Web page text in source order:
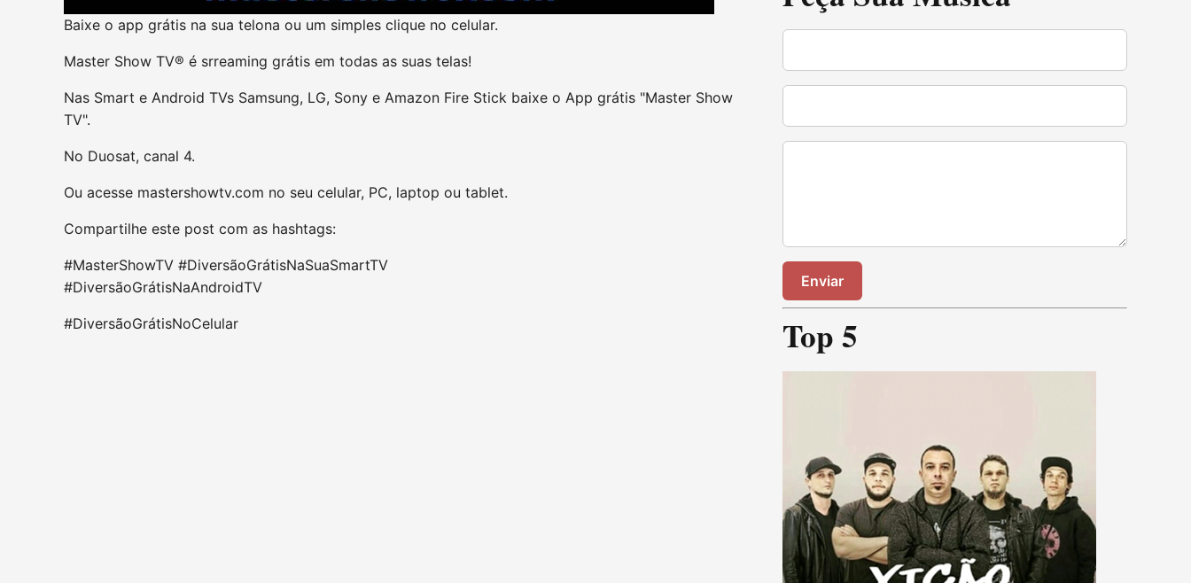
Baixe o app grátis na sua telona ou um simples clique no celular.
Master Show TV® é srreaming grátis em todas as suas telas!
Nas Smart e Android TVs Samsung, LG, Sony e Amazon Fire Stick baixe o App grátis "Master Show
TV".
No Duosat, canal 4.
Ou acesse mastershowtv.com no seu celular, PC, laptop ou tablet.
Compartilhe este post com as hashtags:
#MasterShowTV #DiversãoGrátisNaSuaSmartTV
#DiversãoGrátisNaAndroidTV
#DiversãoGrátisNoCelular
Enviar
Top 5